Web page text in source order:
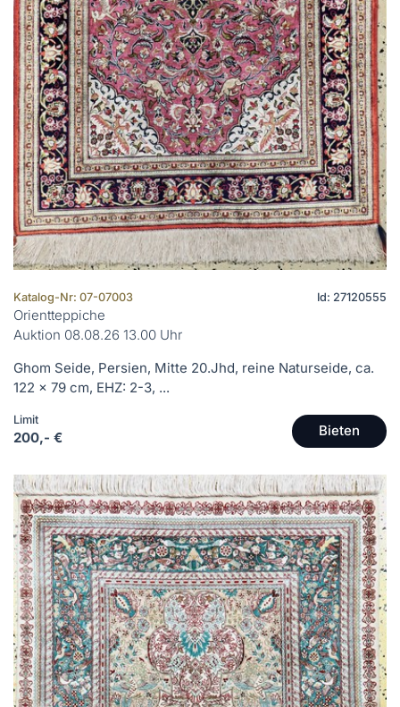
Katalog-Nr: 07-07003 Id: 27120555
Orientteppiche
Auktion 08.08.26 13.00 Uhr
Ghom Seide, Persien, Mitte 20.Jhd, reine Naturseide, ca.
122 x 79 cm, EHZ: 2-3, ...
Limit
200,- € Bieten